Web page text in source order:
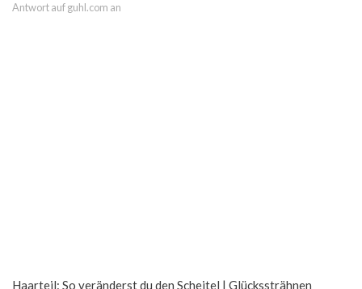
Antwort auf guhl.com an
Haarteil: So veränderst du den Scheitel | Glückssträhnen